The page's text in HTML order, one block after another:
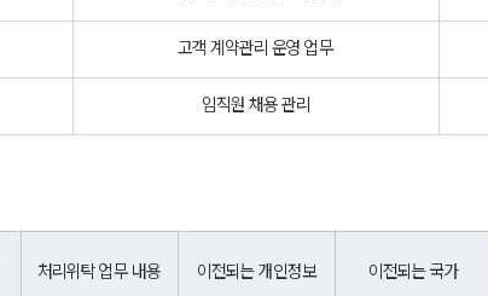
고객 계약관리 운영 업무
임직원 채용 관리
처리위탁 업무 내용 이전되는 개인정보 이전되는 국가